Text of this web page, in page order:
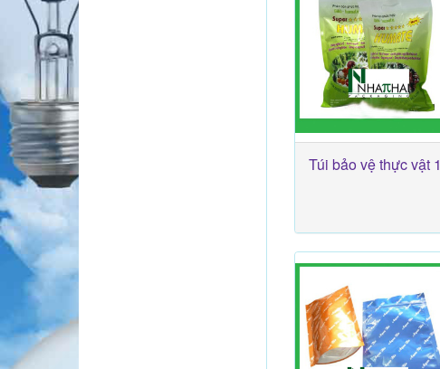
Túi bảo vệ thực vật 1